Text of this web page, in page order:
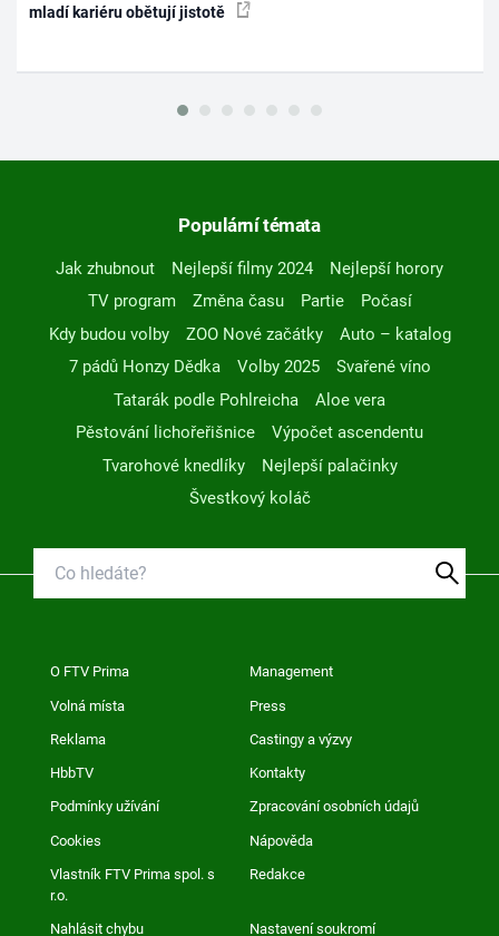
mladí kariéru obětují jistotě
Populární témata
Jak zhubnout Nejlepší filmy 2024
Nejlepší horory
TV program
Změna času Partie
Počasí
Kdy budou volby
ZOO Nové začátky
Auto – katalog
7 pádů Honzy Dědka
Volby 2025
Svařené víno
Tatarák podle Pohlreicha
Aloe vera
Pěstování lichořeřišnice
Výpočet ascendentu
Tvarohové knedlíky
Nejlepší palačinky
Švestkový koláč
O FTV Prima Management
Volná místa Press
Reklama Castingy a výzvy
HbbTV Kontakty
Podmínky užívání Zpracování osobních údajů
Cookies Nápověda
Vlastník FTV Prima spol. s
r.o.
Redakce
Nahlásit chybu Nastavení soukromí